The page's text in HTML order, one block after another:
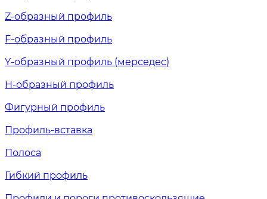
Z-образный профиль
F-образный профиль
Y-образный профиль (мерседес)
H-образный профиль
Фигурный профиль
Профиль-вставка
Полоса
Гибкий профиль